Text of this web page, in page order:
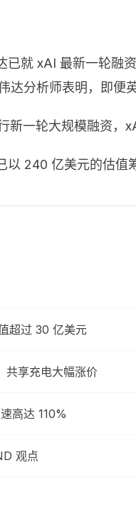
已就 xAI 最新一轮融
达分析师表明，即便
新一轮大规模融资，
240 亿美元的估值
超过 30 亿美元
共享充电大幅涨价
高达 110%
观点